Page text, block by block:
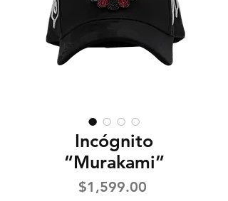
Incógnito
“Murakami”
$1,599.00Precio